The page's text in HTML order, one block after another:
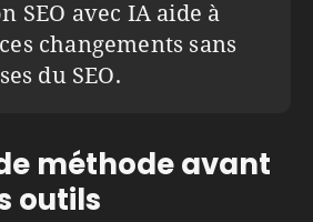
SEO avec IA aide à
changements sans
du SEO.
méthode avant
outils